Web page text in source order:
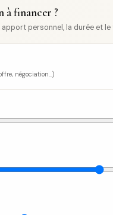
à financer ?
personnel, la durée et le
négociation…)